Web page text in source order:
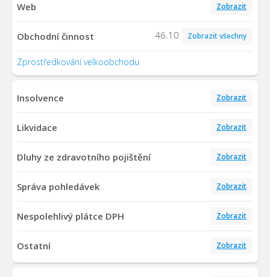
Web Zobrazit
Obchodní činnost 46.10 Zobrazit všechny
Zprostředkování velkoobchodu
Insolvence Zobrazit
Likvidace Zobrazit
Dluhy ze zdravotního pojištění Zobrazit
Správa pohledávek Zobrazit
Nespolehlivý plátce DPH Zobrazit
Ostatní Zobrazit